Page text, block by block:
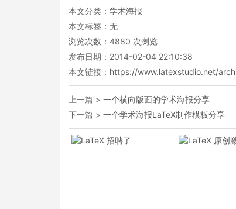
本文分类： 学术海报
本文标签：无
浏览次数： 4880 次浏览
发布日期：2014-02-04 22:10:38
本文链接： https://www.latexstudio.net/
上一篇 > 一个横向版面的学术海报分享
下一篇 > 一个学术海报LaTeX制作模板分享